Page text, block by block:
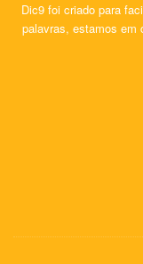
Dic9 foi criado para
palavras, estamos em